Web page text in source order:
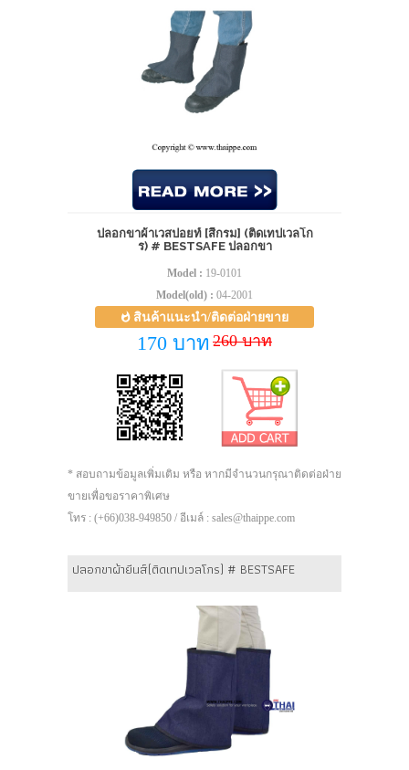
ปลอกขาผ้าเวสปอยท์ [สีกรม] (ติดเทปเวลโก
ร) # BESTSAFE ปลอกขา
Model : 19-0101
Model(old) : 04-2001
สินค้าแนะนำ/ติดต่อฝ่ายขาย
170 บาท 260 บาท
* สอบถามข้อมูลเพิ่มเติม หรือ หากมีจำนวนกรุณาติดต่อฝ่าย
ขายเพื่อขอราคาพิเศษ
โทร : (+66)038-949850 / อีเมล์ : sales@thaippe.com
ปลอกขาผ้ายีนส์(ติดเทปเวลโกร) # BESTSAFE